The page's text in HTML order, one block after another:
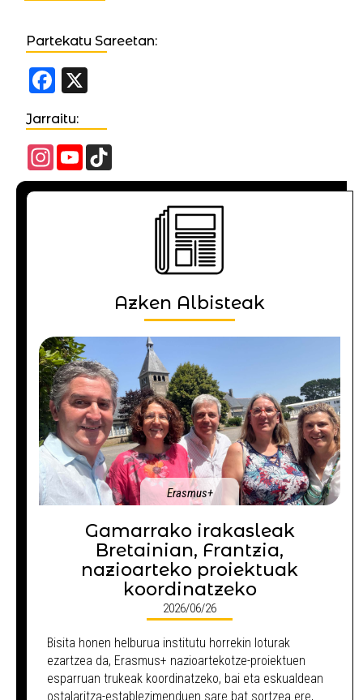
Partekatu Sareetan:
Facebook
Jarraitu:
Instagram
YouTube
Channel
Azken Albisteak
Erasmus+
Gamarrako irakasleak
Bretainian, Frantzia,
nazioarteko proiektuak
koordinatzeko
2026/06/26
Bisita honen helburua institutu horrekin loturak
ezartzea da, Erasmus+ nazioartekotze-proiektuen
esparruan trukeak koordinatzeko, bai eta eskualdean
ostalaritza-establezimenduen sare bat sortzea ere,